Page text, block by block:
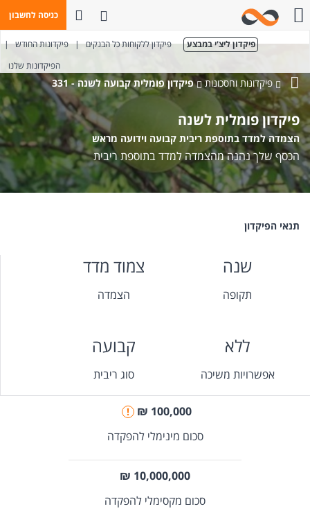
כניסה לחשבון
פתח חיפושחייגו אלינו
פיקדון ליצ'י במבצע פיקדון ללקוחות כל הבנקים | פיקדונות החודש |
הפיקדונות שלנו
בנק
מזרחי-טפחות
פיקדונות וחסכונות פיקדון פומלית קבועה לשנה - 331
פיקדון פומלית לשנה
הצמדה למדד בתוספת ריבית קבועה וידועה מראש
הכסף שלך נהנה מהצמדה למדד בתוספת ריבית
תנאי הפיקדון
תקופה
שנה
הצמדה
צמוד מדד
אפשרויות משיכה
ללא
סוג ריבית
קבועה
סכום מינימלי להפקדה
100,000 ₪
!
סכום מקסימלי להפקדה
10,000,000 ₪